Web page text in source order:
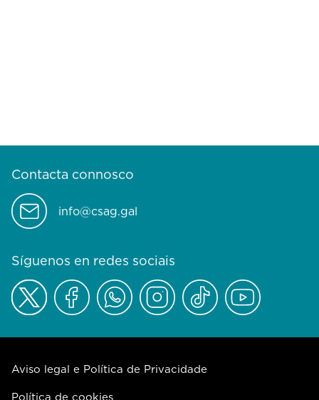
Contacta connosco
info@csag.gal
Síguenos en redes sociais
Aviso legal e Política de Privacidade
Política de cookies